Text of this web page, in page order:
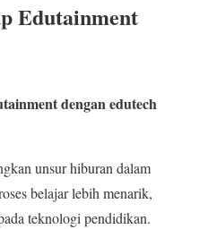
Edutainment
dengan edutech
unsur hiburan dalam
belajar lebih menarik,
teknologi pendidikan.